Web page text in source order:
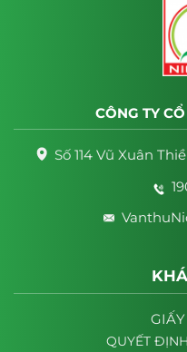
CÔNG TY
Số 114 Vũ Xuân
QUYẾT ĐỊNH